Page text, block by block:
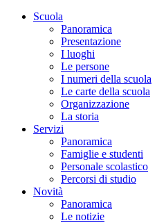
Scuola
Panoramica
Presentazione
I luoghi
Le persone
I numeri della scuola
Le carte della scuola
Organizzazione
La storia
Servizi
Panoramica
Famiglie e studenti
Personale scolastico
Percorsi di studio
Novità
Panoramica
Le notizie